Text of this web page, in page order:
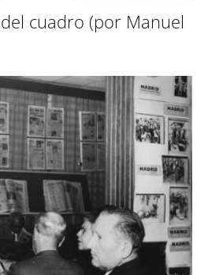
cuadro (por Manuel